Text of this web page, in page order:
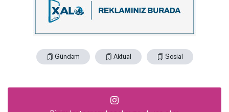
Gündəm Aktual Sosial